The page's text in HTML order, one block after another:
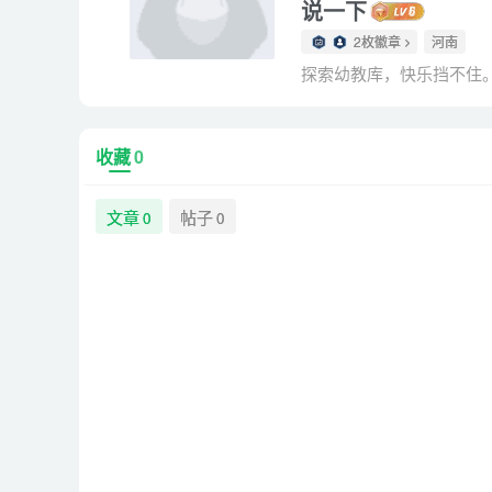
说一下
2枚徽章 河南
探索幼教库，快乐挡不住
收藏0
文章0 帖子0